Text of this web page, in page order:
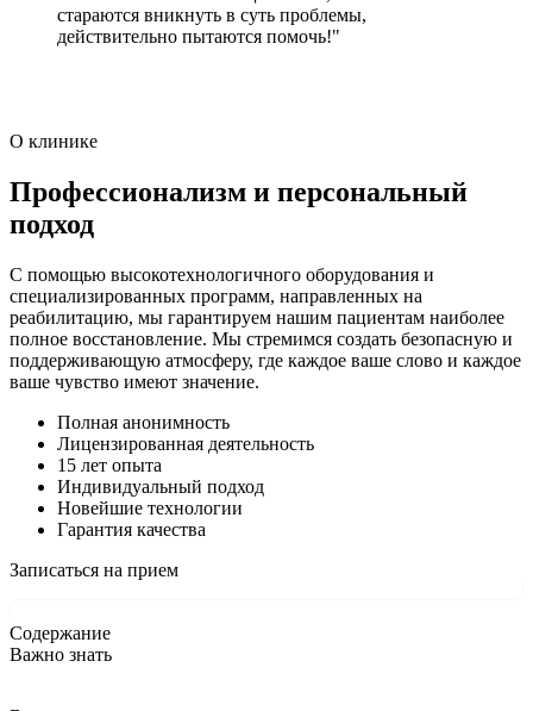
стараются вникнуть в суть проблемы,
действительно пытаются помочь!"
О клинике
Профессионализм и персональный
подход
С помощью высокотехнологичного оборудования и
специализированных программ, направленных на
реабилитацию, мы гарантируем нашим пациентам наиболее
полное восстановление. Мы стремимся создать безопасную и
поддерживающую атмосферу, где каждое ваше слово и каждое
ваше чувство имеют значение.
Полная анонимность
Лицензированная деятельность
15 лет опыта
Индивидуальный подход
Новейшие технологии
Гарантия качества
Записаться на прием
Содержание
Важно знать